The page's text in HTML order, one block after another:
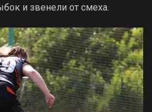
и звенели от смеха.